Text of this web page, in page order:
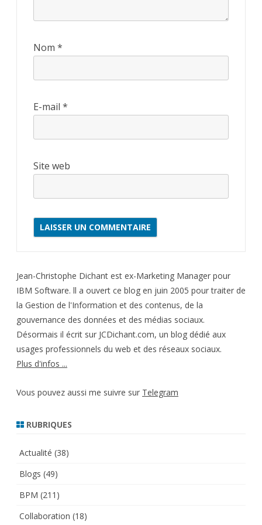
Nom *
E-mail *
Site web
Jean-Christophe Dichant est ex-Marketing Manager pour
IBM Software. ll a ouvert ce blog en juin 2005 pour traiter de
la Gestion de l'Information et des contenus, de la
gouvernance des données et des médias sociaux.
Désormais il écrit sur JCDichant.com, un blog dédié aux
usages professionnels du web et des réseaux sociaux.
Plus d'infos ...
Vous pouvez aussi me suivre sur Telegram
RUBRIQUES
Actualité (38)
Blogs (49)
BPM (211)
Collaboration (18)